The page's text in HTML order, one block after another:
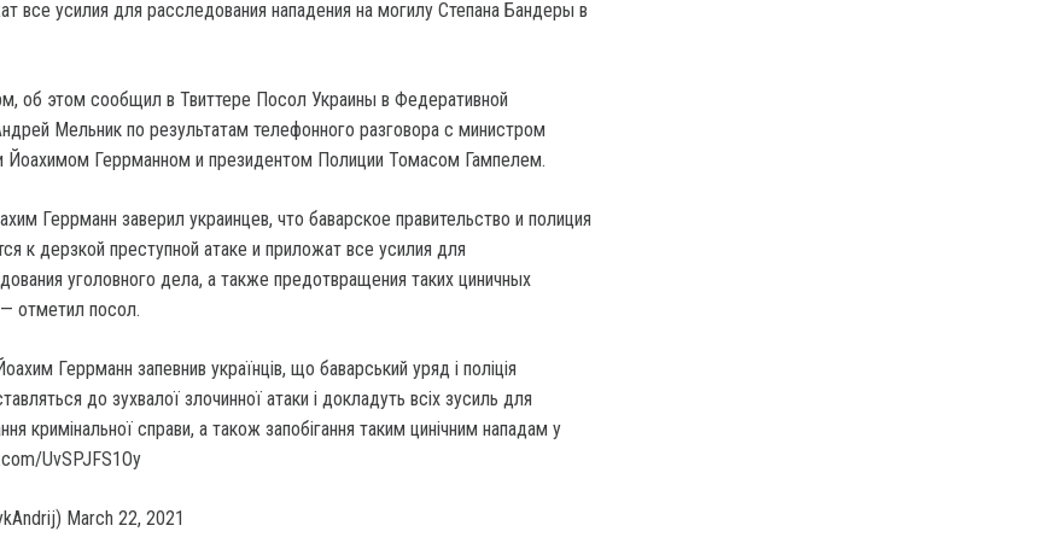
все усилия для расследования нападения на могилу Степана Бандеры в
об этом сообщил в Твиттере Посол Украины в Федеративной
Мельник по результатам телефонного разговора с министром
Йоахимом Геррманном и президентом Полиции Томасом Гампелем.
Геррманн заверил украинцев, что баварское правительство и полиция
к дерзкой преступной атаке и приложат все усилия для
уголовного дела, а также предотвращения таких циничных
отметил посол.
Геррманн запевнив українців, що баварський уряд і поліція
до зухвалої злочинної атаки і докладуть всіх зусиль для
кримінальної справи, а також запобігання таким цинічним нападам у
UvSPJFS1Oy
March 22, 2021